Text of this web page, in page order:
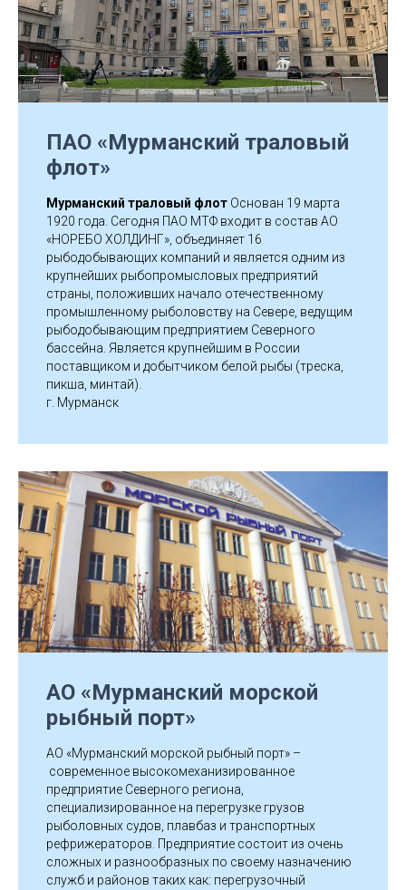
ПАО «Мурманский траловый
флот»
Мурманский траловый флот Основан 19 марта
1920 года. Сегодня ПАО МТФ входит в состав АО
«НОРЕБО ХОЛДИНГ», объединяет 16
рыбодобывающих компаний и является одним из
крупнейших рыбопромысловых предприятий
страны, положивших начало отечественному
промышленному рыболовству на Севере, ведущим
рыбодобывающим предприятием Северного
бассейна. Является крупнейшим в России
поставщиком и добытчиком белой рыбы (треска,
пикша, минтай).
г. Мурманск
АО «Мурманский морской
рыбный порт»
АО «Мурманский морской рыбный порт» –
современное высокомеханизированное
предприятие Северного региона,
специализированное на перегрузке грузов
рыболовных судов, плавбаз и транспортных
рефрижераторов. Предприятие состоит из очень
сложных и разнообразных по своему назначению
служб и районов таких как: перегрузочный